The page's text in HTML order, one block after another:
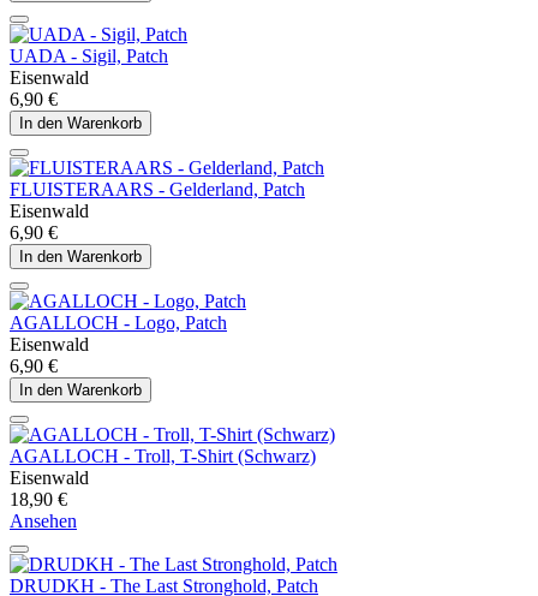
UADA - Sigil, Patch
Eisenwald
6,90 €
In den Warenkorb
FLUISTERAARS - Gelderland, Patch
Eisenwald
6,90 €
In den Warenkorb
AGALLOCH - Logo, Patch
Eisenwald
6,90 €
In den Warenkorb
AGALLOCH - Troll, T-Shirt (Schwarz)
Eisenwald
18,90 €
Ansehen
DRUDKH - The Last Stronghold, Patch